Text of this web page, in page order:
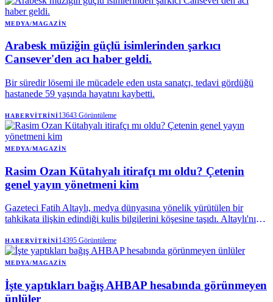
MEDYA/MAGAZIN
Arabesk müziğin güçlü isimlerinden şarkıcı
Cansever'den acı haber geldi.
Bir süredir lösemi ile mücadele eden usta sanatçı, tedavi gördüğü
hastanede 59 yaşında hayatını kaybetti.
HABERVITRINI13643 Görüntüleme
MEDYA/MAGAZIN
Rasim Ozan Kütahyalı itirafçı mı oldu? Çetenin
genel yayın yönetmeni kim
Gazeteci Fatih Altaylı, medya dünyasına yönelik yürütülen bir
tahkikata ilişkin edindiği kulis bilgilerini köşesine taşıdı. Altaylı'nın
'itirafçı' olduğu ve incelemenin bir genel yayın yönetmeni ile diğer
medya mensuplarına da sıçrayabileceği belirtiliyor.
HABERVITRINI14395 Görüntüleme
MEDYA/MAGAZIN
İşte yaptıkları bağış AHBAP hesabında görünmeyen
ünlüler